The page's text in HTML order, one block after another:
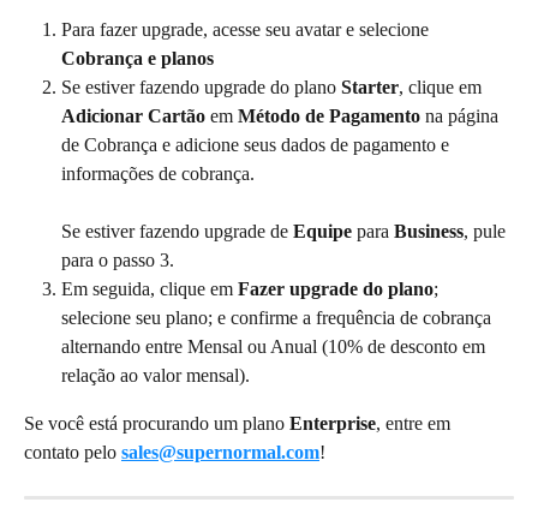
Para fazer upgrade, acesse seu avatar e selecione
Cobrança e planos
Se estiver fazendo upgrade do plano Starter, clique em
Adicionar Cartão em Método de Pagamento na página
de Cobrança e adicione seus dados de pagamento e
informações de cobrança.
Se estiver fazendo upgrade de Equipe para Business, pule
para o passo 3.
Em seguida, clique em Fazer upgrade do plano;
selecione seu plano; e confirme a frequência de cobrança
alternando entre Mensal ou Anual (10% de desconto em
relação ao valor mensal).
Se você está procurando um plano Enterprise, entre em
contato pelo sales@supernormal.com!